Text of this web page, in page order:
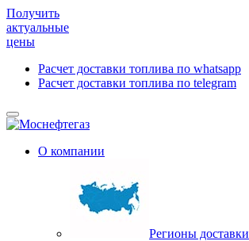
Получить
актуальные
цены
Расчет доставки топлива по whatsapp
Расчет доставки топлива по telegram
О компании
Регионы доставки